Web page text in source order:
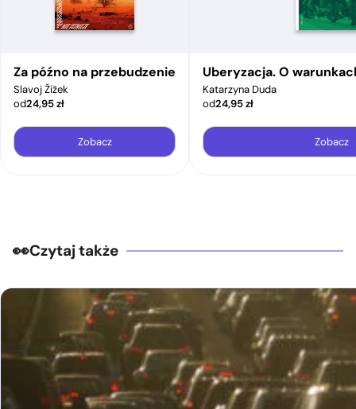
Za późno na przebudzenie
Slavoj Žižek
od24,95zł
Zobacz
Uberyzacja. O
Katarzyna Duda
od24,95zł
Zobacz
Czytaj także